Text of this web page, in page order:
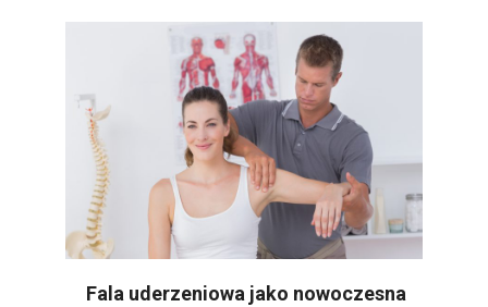
Fala uderzeniowa jako nowoczesna